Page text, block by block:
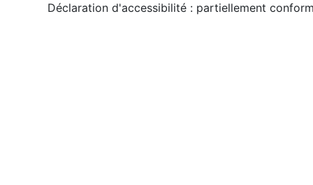
Déclaration d'accessibilité : partiellement